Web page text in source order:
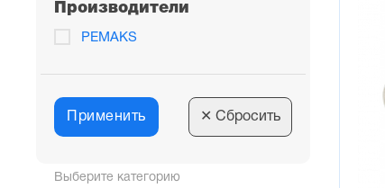
Выберите категорию
Производители
PEMAKS
Применить ✕ Сбросить